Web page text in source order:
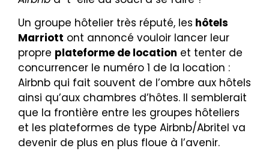
Un groupe hôtelier très réputé, les hôtels
Marriott ont annoncé vouloir lancer leur
propre plateforme de location et tenter de
concurrencer le numéro 1 de la location :
Airbnb qui fait souvent de l’ombre aux hôtels
ainsi qu’aux chambres d’hôtes. Il semblerait
que la frontière entre les groupes hôteliers
et les plateformes de type Airbnb/Abritel va
devenir de plus en plus floue à l’avenir.